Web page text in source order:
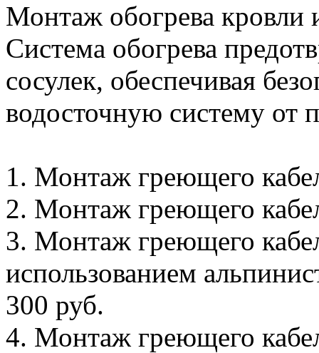
Монтаж обогрева кровли
Система обогрева
сосулек, обеспечивая
водосточную систему от
1. Монтаж греющего
2. Монтаж греющего
3. Монтаж греющего
использованием
300 руб.
4. Монтаж греющего